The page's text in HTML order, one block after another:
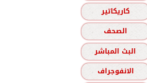
كاريكاتير
الصحف
البث المباشر
الانفوجراف